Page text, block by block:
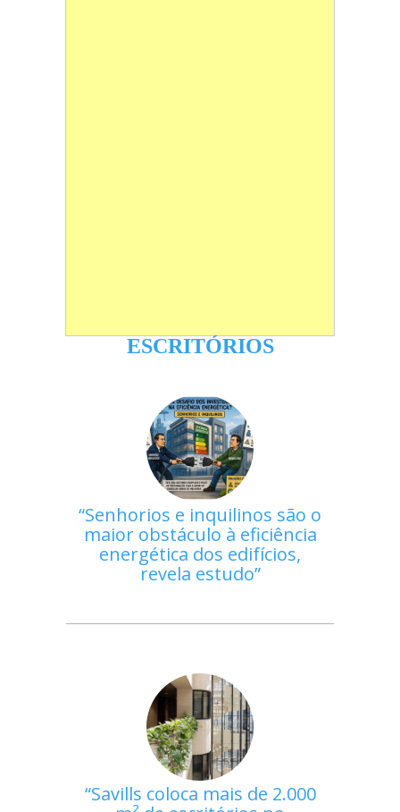
ESCRITÓRIOS
Senhorios e inquilinos são o
maior obstáculo à eficiência
energética dos edifícios,
revela estudo
Savills coloca mais de 2.000